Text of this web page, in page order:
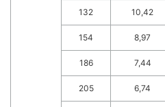
132 10,42
154 8,97
186 7,44
205 6,74